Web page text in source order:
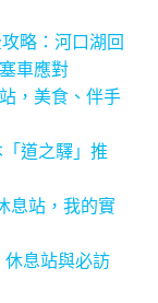
略：河口湖回
車應對
，美食、伴手
道之驛」推
息站，我的實
休息站與必訪